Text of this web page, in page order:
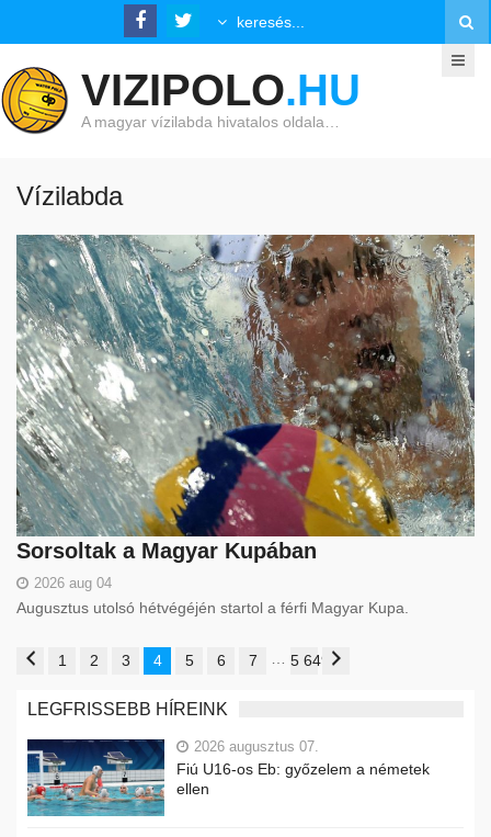
VIZIPOLO.HU
A magyar vízilabda hivatalos oldala…
Vízilabda
Sorsoltak a Magyar Kupában
2026 aug 04
Augusztus utolsó hétvégéjén startol a férfi Magyar Kupa.
1 2 3 4 5 6 7 … 5 649
LEGFRISSEBB HÍREINK
2026 augusztus 07.
Fiú U16-os Eb: győzelem a németek
ellen